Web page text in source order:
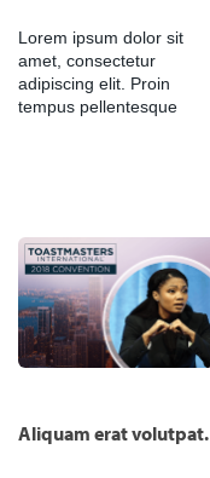
Lorem ipsum dolor sit
amet, consectetur
adipiscing elit. Proin
tempus pellentesque
Aliquam erat volutpat.